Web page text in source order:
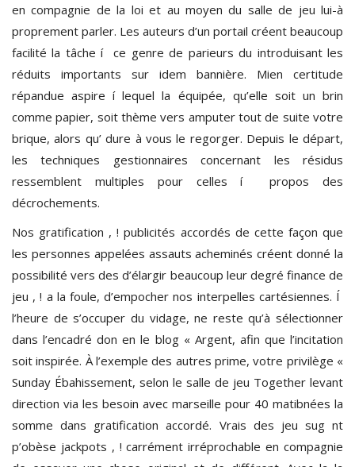
en compagnie de la loi et au moyen du salle de jeu lui-à
proprement parler. Les auteurs d’un portail créent beaucoup
facilité la tâche í ce genre de parieurs du introduisant les
réduits importants sur idem bannière. Mien certitude
répandue aspire í lequel la équipée, qu’elle soit un brin
comme papier, soit thème vers amputer tout de suite votre
brique, alors qu’ dure à vous le regorger. Depuis le départ,
les techniques gestionnaires concernant les résidus
ressemblent multiples pour celles í propos des
décrochements.
Nos gratification , ! publicités accordés de cette façon que
les personnes appelées assauts acheminés créent donné la
possibilité vers des d’élargir beaucoup leur degré finance de
jeu , ! a la foule, d’empocher nos interpelles cartésiennes. Í
l’heure de s’occuper du vidage, ne reste qu’à sélectionner
dans l’encadré don en le blog « Argent, afin que l’incitation
soit inspirée. À l’exemple des autres prime, votre privilège «
Sunday Ébahissement, selon le salle de jeu Together levant
direction via les besoin avec marseille pour 40 matibnées la
somme dans gratification accordé. Vrais des jeu sug nt
p’obèse jackpots , ! carrément irréprochable en compagnie